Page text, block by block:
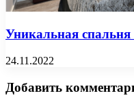
Уникальная
24.11.2022
Добавить